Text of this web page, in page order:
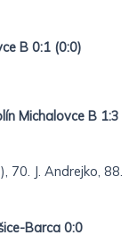
B 0:1 (0:0)
Michalovce B 1:3
70. J. Andrejko, 88.
Barca 0:0